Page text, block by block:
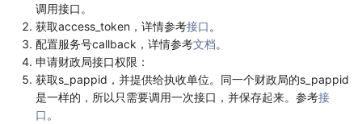
调用接口。
获取access_token，详情参考接口 。
配置服务号callback，详情参考文档。
申请财政局接口权限：
获取s_pappid，并提供给执收单位。同一个财政局的s_pappid
是一样的，所以只需要调用一次接口，并保存起来。参考接
口 。